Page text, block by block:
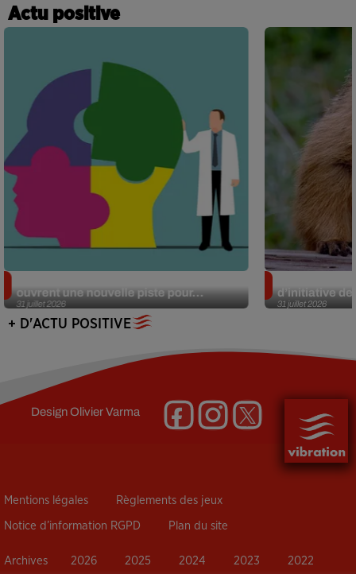
Actu positive
31 juillet 2026
ouvrent une nouvelle piste pour...
31 juillet 2026
d’initiative
+ D'ACTU POSITIVE
DesignOlivier Varma
Mentions légales Règlements des jeux
Notice d’information RGPD Plan du site
Archives 2026 2025 2024 2023 2022